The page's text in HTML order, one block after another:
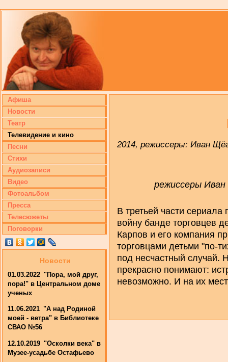
Афиша
Новости
Театр
Телевидение и кино
Песни
Стихи
Аудиозаписи
Видео
Фотоальбом
Пресса
Телесюжеты
Поговорки
Новости
01.03.2022 "Пора, мой друг,
пора!" в Центральном доме
ученых
11.06.2021 "А над Родиной
моей - ветра" в Библиотеке
СВАО №56
12.10.2019 "Осколки века" в
Музее-усадьбе Остафьево
2014, режиссеры: Иван
режиссеры
В третьей части
войну банде торговцев
Карпов и его компания
торговцами детьми "по-
под несчастный
прекрасно понимают:
невозможно. И на их